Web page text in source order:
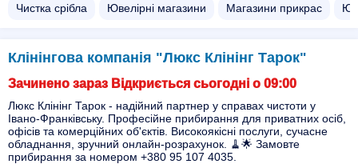
Чистка срібла Ювелірні магазини Магазини прикрас
Клінінгова компанія "Люкс Клінінг Тарок"
Зачинено зараз Відкриється сьогодні о 09:00
Люкс Клінінг Тарок - надійний партнер у справах чистоти у
Івано-Франківську. Професійне прибирання для приватних осіб,
офісів та комерційних об'єктів. Високоякісні послуги, сучасне
обладнання, зручний онлайн-розрахунок. 🧹🌟 Замовте
прибирання за номером +380 95 107 4035.